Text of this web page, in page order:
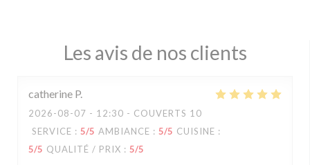
Les avis de nos clients
catherine P
2026-08-07 - 12:30 - COUVERTS 10
SERVICE : 5/5 AMBIANCE : 5/5 CUISINE :
5/5 QUALITÉ / PRIX : 5/5